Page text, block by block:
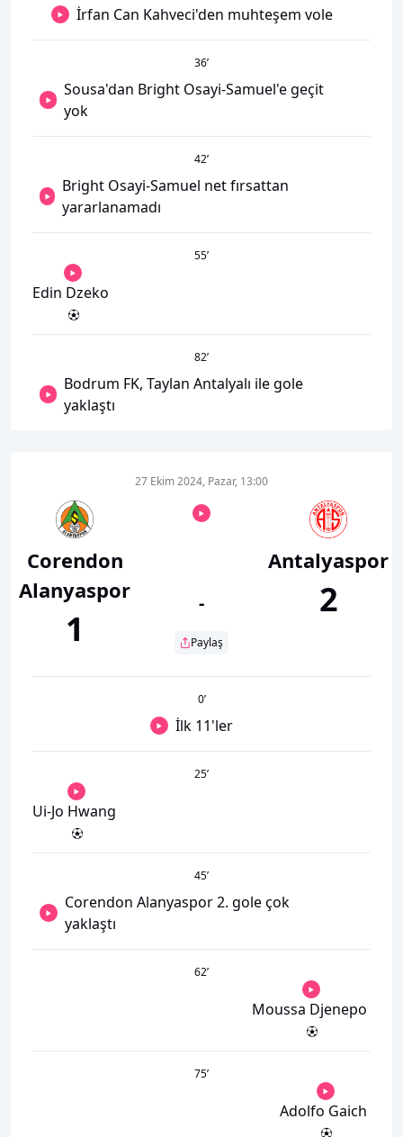
İrfan Can Kahveci'den muhteşem vole
36’
Sousa'dan Bright Osayi-Samuel'e geçit
yok
42’
Bright Osayi-Samuel net fırsattan
yararlanamadı
55’
Edin Dzeko
82’
Bodrum FK, Taylan Antalyalı ile gole
yaklaştı
Corendon
Alanyaspor
1
27 Ekim 2024, Pazar, 13:00
-
Paylaş
Antalyaspor
2
0’
İlk 11'ler
25’
Ui-Jo Hwang
45’
Corendon Alanyaspor 2. gole çok
yaklaştı
62’
Moussa Djenepo
75’
Adolfo Gaich